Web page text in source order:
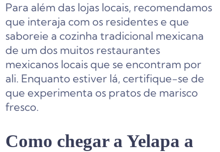
Para além das lojas locais, recomendamos
que interaja com os residentes e que
saboreie a cozinha tradicional mexicana
de um dos muitos restaurantes
mexicanos locais que se encontram por
ali. Enquanto estiver lá, certifique-se de
que experimenta os pratos de marisco
fresco.
Como chegar a Yelapa a